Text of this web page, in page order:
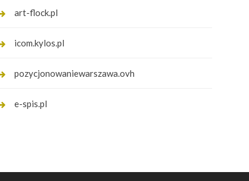
art-flock.pl
icom.kylos.pl
pozycjonowaniewarszawa.ovh
e-spis.pl